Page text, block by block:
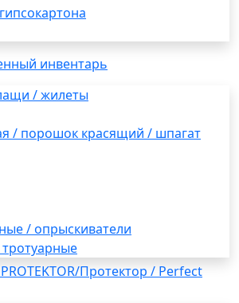
инвентарь
/ жилеты
/ порошок красящий / шпагат
/ опрыскиватели
Протектор / Perfect